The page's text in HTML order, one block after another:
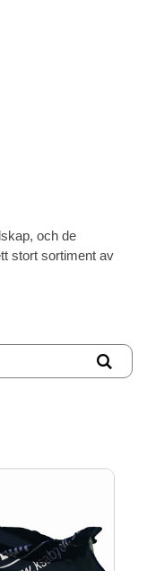
och de
stort sortiment av